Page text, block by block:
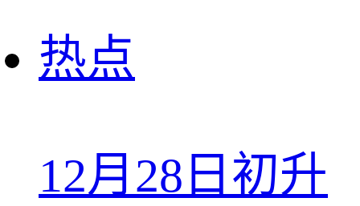
热点
12月28日初升